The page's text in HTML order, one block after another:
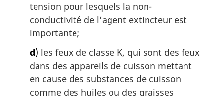
tension pour lesquels la non-
conductivité de l’agent extincteur est
importante;
d) les feux de classe K, qui sont des feux
dans des appareils de cuisson mettant
en cause des substances de cuisson
comme des huiles ou des graisses